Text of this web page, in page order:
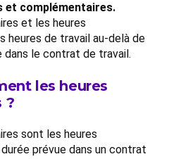
et complémentaires.
et les heures
heures de travail au-delà de
dans le contrat de travail.
les heures
?
sont les heures
prévue dans un contrat